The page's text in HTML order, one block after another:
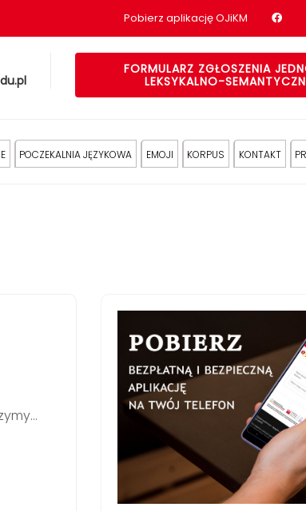
Pobierz aplikację OJiKM
FORMULARZ ZGŁOSZENIA
LEKSYKALNO-
POCZEKALNIA JĘZYKOWA EMOJI KORPUS KONTAKT